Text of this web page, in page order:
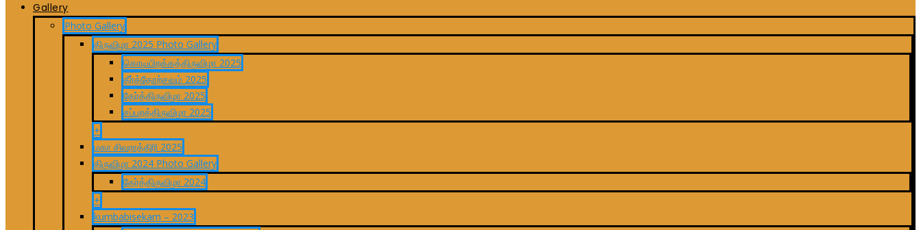
Gallery
Photo Gallery
திருவிழா 2025 Photo Gallery
கொடியிறக்கத்திருவிழா 2025
தீர்த்தோற்சவம் 2025
தேர்த்திருவிழா 2025
சப்பறத்திருவிழா 2025
+
மகா சிவராத்திரி 2025
திருவிழா 2024 Photo Gallery
தேர்த்திருவிழா 2024
+
kumbabisekam – 2023